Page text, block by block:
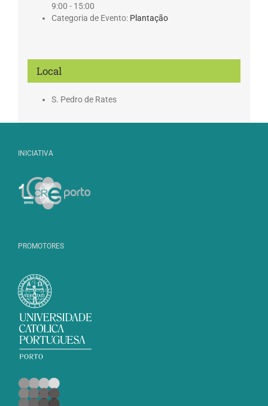
9:00 - 15:00
Categoria de Evento: Plantação
Local
S. Pedro de Rates
INICIATIVA
PROMOTORES